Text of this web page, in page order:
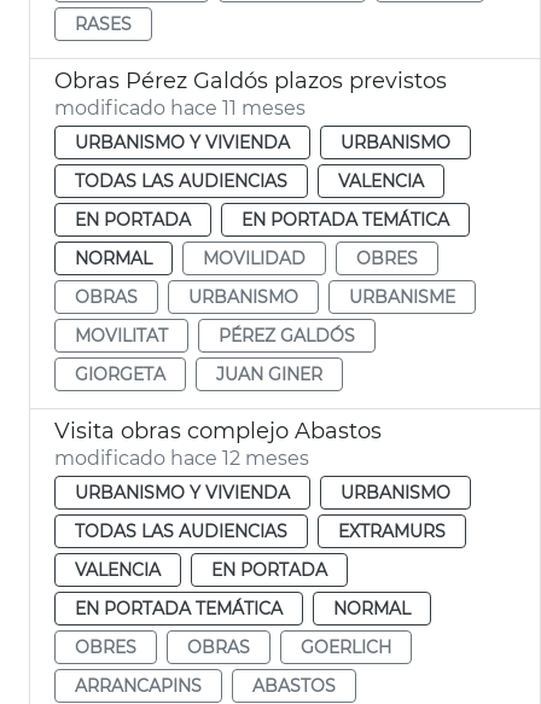
RASES
Obras Pérez Galdós plazos previstos
modificado hace 11 meses
URBANISMO Y VIVIENDA
URBANISMO
TODAS LAS AUDIENCIAS
VALENCIA
EN PORTADA
EN PORTADA TEMÁTICA
NORMAL
MOVILIDAD
OBRES
OBRAS
URBANISMO
URBANISME
MOVILITAT
PÉREZ GALDÓS
GIORGETA
JUAN GINER
Visita obras complejo Abastos
modificado hace 12 meses
URBANISMO Y VIVIENDA
URBANISMO
TODAS LAS AUDIENCIAS
EXTRAMURS
VALENCIA
EN PORTADA
EN PORTADA TEMÁTICA
NORMAL
OBRES
OBRAS
GOERLICH
ARRANCAPINS
ABASTOS